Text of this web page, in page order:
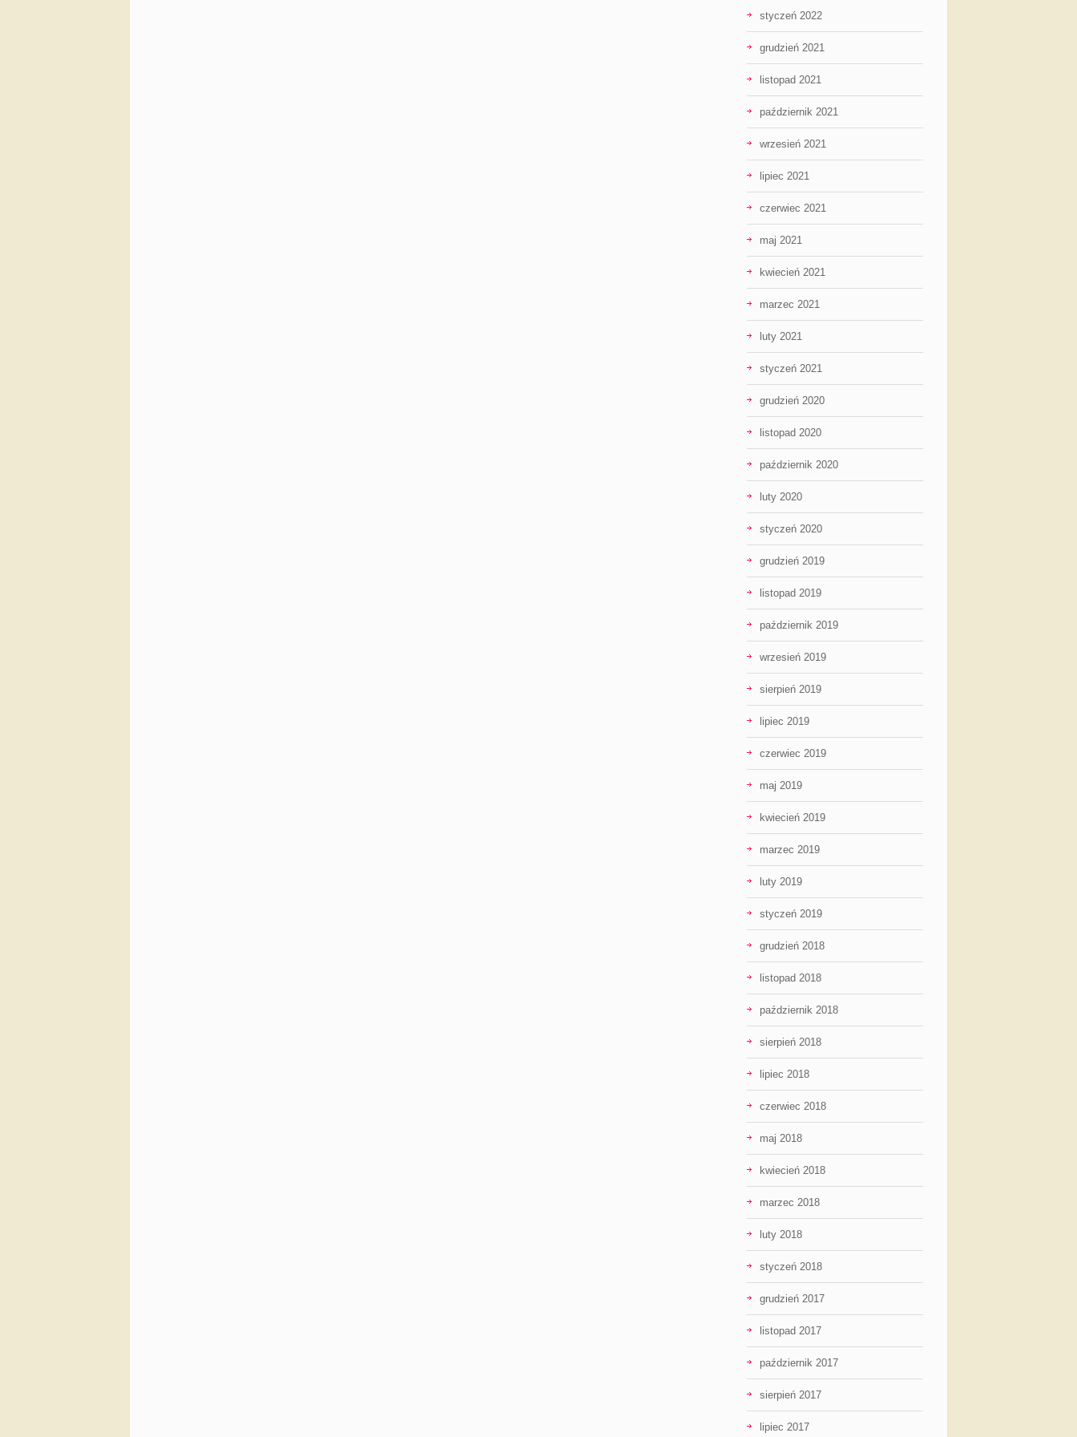
styczeń 2022
grudzień 2021
listopad 2021
październik 2021
wrzesień 2021
lipiec 2021
czerwiec 2021
maj 2021
kwiecień 2021
marzec 2021
luty 2021
styczeń 2021
grudzień 2020
listopad 2020
październik 2020
luty 2020
styczeń 2020
grudzień 2019
listopad 2019
październik 2019
wrzesień 2019
sierpień 2019
lipiec 2019
czerwiec 2019
maj 2019
kwiecień 2019
marzec 2019
luty 2019
styczeń 2019
grudzień 2018
listopad 2018
październik 2018
sierpień 2018
lipiec 2018
czerwiec 2018
maj 2018
kwiecień 2018
marzec 2018
luty 2018
styczeń 2018
grudzień 2017
listopad 2017
październik 2017
sierpień 2017
lipiec 2017